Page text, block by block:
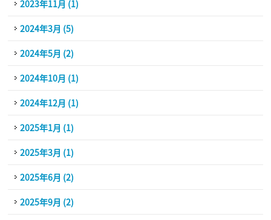
2023年11月 (1)
2024年3月 (5)
2024年5月 (2)
2024年10月 (1)
2024年12月 (1)
2025年1月 (1)
2025年3月 (1)
2025年6月 (2)
2025年9月 (2)